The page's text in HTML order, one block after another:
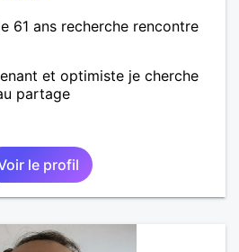
61 ans recherche rencontre
et optimiste je cherche
partage
le profil